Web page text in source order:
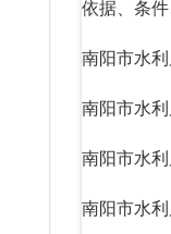
依据、条
南阳市水
南阳市水
南阳市水
南阳市水